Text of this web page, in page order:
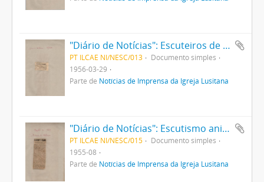
"Diário de Notícias": Escuteiros de Portugal
PT ILCAE NI/NESC/013
Documento simples
1956-03-29
Parte de Notícias de Imprensa da Igreja Lusitana
"Diário de Notícias": Escutismo aniversário do grupo nº 60
PT ILCAE NI/NESC/015
Documento simples
1955-08
Parte de Notícias de Imprensa da Igreja Lusitana